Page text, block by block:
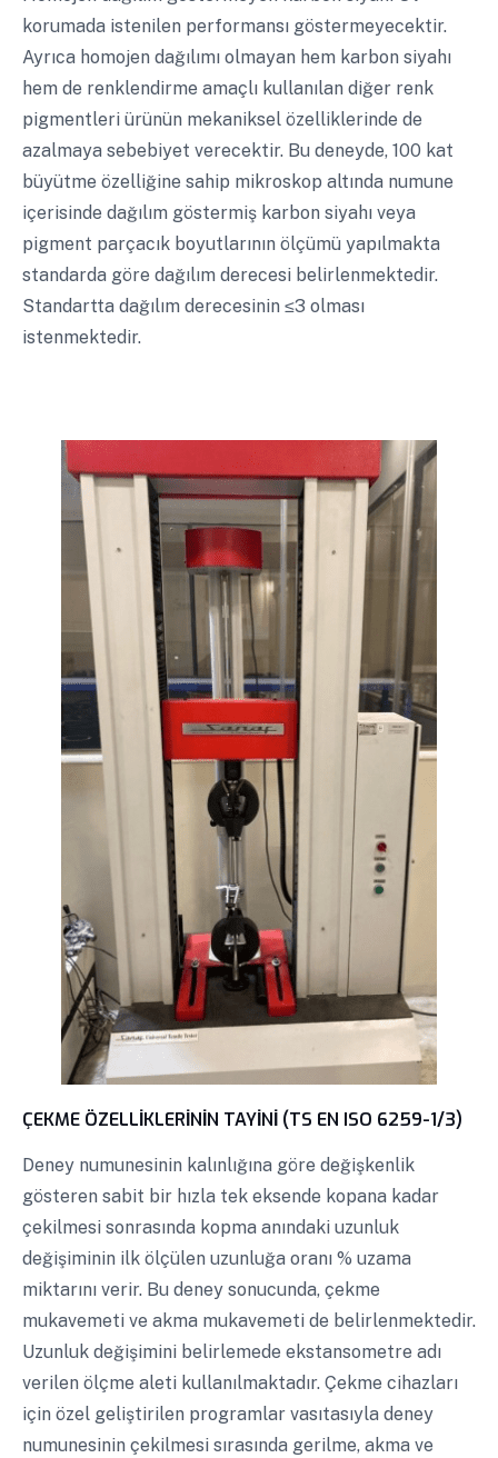
korumada istenilen performansı göstermeyecektir.
Ayrıca homojen dağılımı olmayan hem karbon siyahı
hem de renklendirme amaçlı kullanılan diğer renk
pigmentleri ürünün mekaniksel özelliklerinde de
azalmaya sebebiyet verecektir. Bu deneyde, 100 kat
büyütme özelliğine sahip mikroskop altında numune
içerisinde dağılım göstermiş karbon siyahı veya
pigment parçacık boyutlarının ölçümü yapılmakta
standarda göre dağılım derecesi belirlenmektedir.
Standartta dağılım derecesinin ≤3 olması
istenmektedir.
ÇEKME ÖZELLİKLERİNİN TAYİNİ (TS EN ISO 6259-1/3)
Deney numunesinin kalınlığına göre değişkenlik
gösteren sabit bir hızla tek eksende kopana kadar
çekilmesi sonrasında kopma anındaki uzunluk
değişiminin ilk ölçülen uzunluğa oranı % uzama
miktarını verir. Bu deney sonucunda, çekme
mukavemeti ve akma mukavemeti de belirlenmektedir.
Uzunluk değişimini belirlemede ekstansometre adı
verilen ölçme aleti kullanılmaktadır. Çekme cihazları
için özel geliştirilen programlar vasıtasıyla deney
numunesinin çekilmesi sırasında gerilme, akma ve